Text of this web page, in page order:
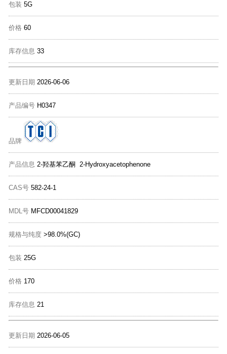
包装 5G
价格 60
库存信息 33
更新日期 2026-06-06
产品编号 H0347
品牌
产品信息 2-羟基苯乙酮 2-Hydroxyacetophenone
CAS号 582-24-1
MDL号 MFCD00041829
规格与纯度 >98.0%(GC)
包装 25G
价格 170
库存信息 21
更新日期 2026-06-05